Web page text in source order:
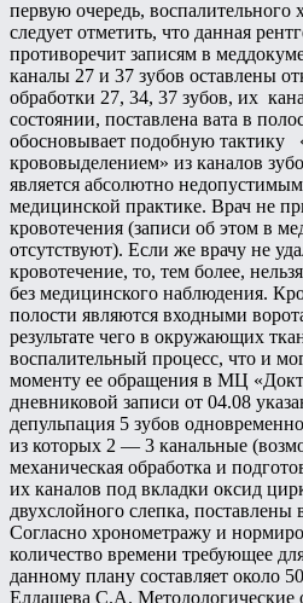
первую очередь, воспалительного
следует отметить, что данная
противоречит записям в
каналы 27 и 37 зубов оставлены
обработки 27, 34, 37 зубов, их
состоянии, поставлена вата в
обосновывает подобную тактику
крововыделением» из каналов
является абсолютно
медицинской практике. Врач не
кровотечения (записи об этом в
отсутствуют). Если же врачу не
кровотечение, то, тем более,
без медицинского наблюдения.
полости являются входными
результате чего в окружающих
воспалительный процесс, что и
моменту ее обращения в МЦ
дневниковой записи от 04.08
депульпация 5 зубов
из которых 2 — 3 канальные
механическая обработка и
их каналов под вкладки оксид
двухслойного слепка,
Согласно хронометражу и
количество времени требующее
данному плану составляет около
Елдашева С.А. Методологические